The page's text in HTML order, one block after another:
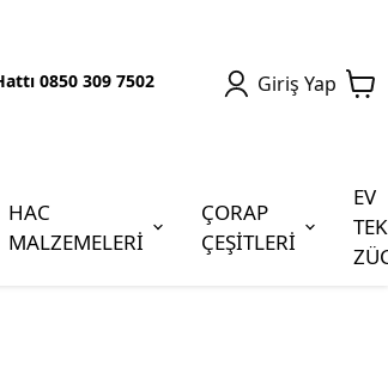
0850 309 7502 Giriş Yap
HAC
MALZEMELERİ
ÇORAP
ÇEŞİTLERİ
EV